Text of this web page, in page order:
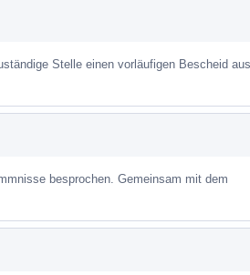
Stelle einen vorläufigen Bescheid
besprochen. Gemeinsam mit dem